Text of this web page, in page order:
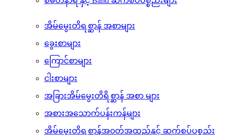
Wearable
စမတ်နာရီ နှင့် Band ဆက်စပ်ပစ္စည်းများ
အိမ်မွေးတိရစ္ဆာန် အစာများ
ခွေးစာများ
ကြောင်စာများ
ငါးစာများ
အခြားအိမ်မွေးတိရိစ္ဆာန် အစာ များ